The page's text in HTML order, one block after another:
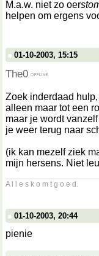
M.a.w. niet zo oer
helpen om ergens
01-10-2003, 15:15
The0
Zoek inderdaad
alleen maar tot een
maar je wordt
je weer terug naar
(ik kan mezelf ziek
mijn hersens. Niet
A l l e s k o m t g o e d.
01-10-2003, 20:44
pienie